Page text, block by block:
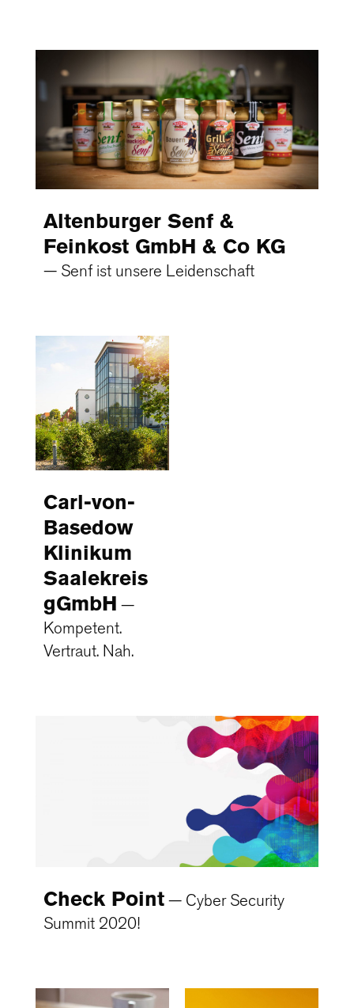
Altenburger Senf &
Feinkost GmbH & Co KG
Senf ist unsere Leidenschaft
Carl-von-
Basedow
Klinikum
Saalekreis
gGmbH
Kompetent.
Vertraut. Nah.
Check Point
Cyber Security
Summit 2020!